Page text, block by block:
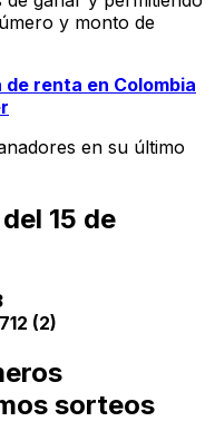
y monto de
renta en Colombia
en su último
15 de
(2)
sorteos